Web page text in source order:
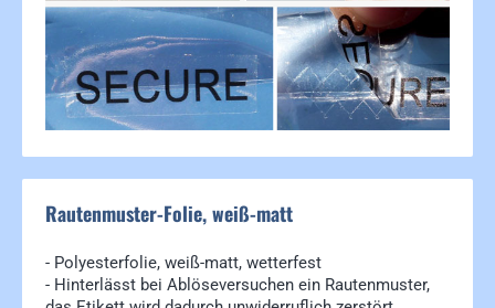
Rautenmuster-Folie, weiß-matt
- Polyesterfolie, weiß-matt, wetterfest
- Hinterlässt bei Ablöseversuchen ein Rautenmuster,